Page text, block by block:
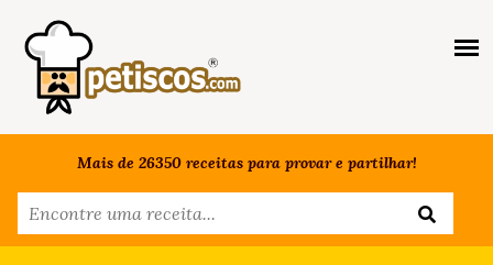
Mais de 26350 receitas para provar e partilhar!